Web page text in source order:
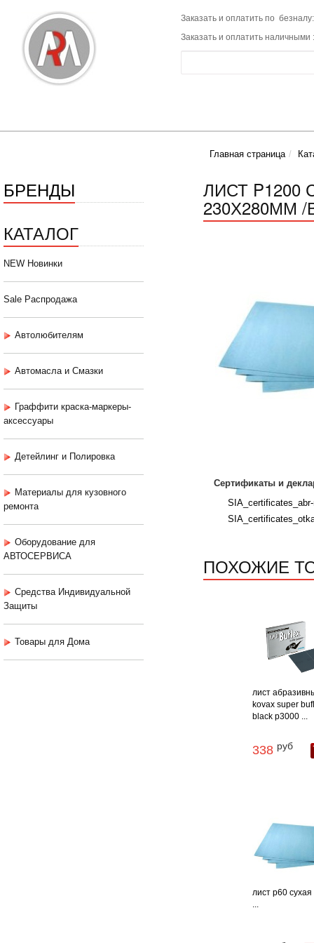
Заказать и оплатить по
Заказать и оплатить наличными
Главная страница
БРЕНДЫ
КАТАЛОГ
NEW Новинки
Sale Распродажа
Автолюбителям
Автомасла и Смазки
Граффити краска-маркеры-
аксессуары
Детейлинг и Полировка
Материалы для кузовного
ремонта
Оборудование для
АВТОСЕРВИСА
Средства Индивидуальной
Защиты
Товары для Дома
ЛИСТ P1200
230Х280ММ /
Сертификаты и
ПОХОЖИЕ
лист
kovax super
black p3000 ...
338 руб
лист p60
...